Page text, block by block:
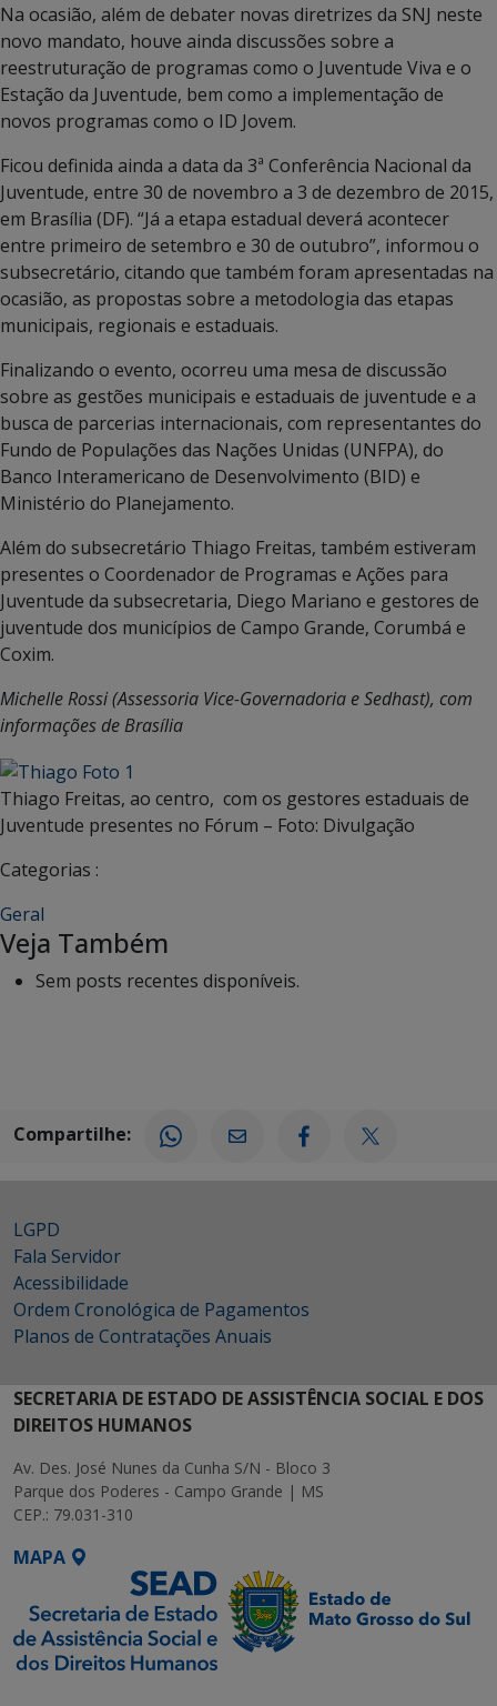
Na ocasião, além de debater novas diretrizes da SNJ neste
novo mandato, houve ainda discussões sobre a
reestruturação de programas como o Juventude Viva e o
Estação da Juventude, bem como a implementação de
novos programas como o ID Jovem.
Ficou definida ainda a data da 3ª Conferência Nacional da
Juventude, entre 30 de novembro a 3 de dezembro de 2015,
em Brasília (DF). “Já a etapa estadual deverá acontecer
entre primeiro de setembro e 30 de outubro”, informou o
subsecretário, citando que também foram apresentadas na
ocasião, as propostas sobre a metodologia das etapas
municipais, regionais e estaduais.
Finalizando o evento, ocorreu uma mesa de discussão
sobre as gestões municipais e estaduais de juventude e a
busca de parcerias internacionais, com representantes do
Fundo de Populações das Nações Unidas (UNFPA), do
Banco Interamericano de Desenvolvimento (BID) e
Ministério do Planejamento.
Além do subsecretário Thiago Freitas, também estiveram
presentes o Coordenador de Programas e Ações para
Juventude da subsecretaria, Diego Mariano e gestores de
juventude dos municípios de Campo Grande, Corumbá e
Coxim.
Michelle Rossi (Assessoria Vice-Governadoria e Sedhast), com
informações de Brasília
Thiago Freitas, ao centro, com os gestores estaduais de
Juventude presentes no Fórum – Foto: Divulgação
Categorias :
Geral
Veja Também
Sem posts recentes disponíveis.
Compartilhe:
LGPD
Fala Servidor
Acessibilidade
Ordem Cronológica de Pagamentos
Planos de Contratações Anuais
SECRETARIA DE ESTADO DE ASSISTÊNCIA SOCIAL E DOS
DIREITOS HUMANOS
Av. Des. José Nunes da Cunha S/N - Bloco 3
Parque dos Poderes - Campo Grande | MS
CEP.: 79.031-310
MAPA